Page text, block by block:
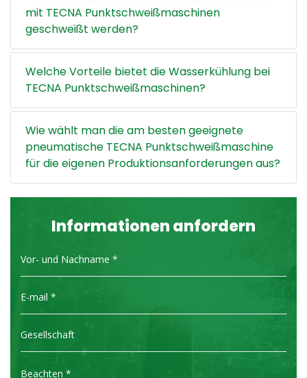
mit TECNA Punktschweißmaschinen
geschweißt werden?
Welche Vorteile bietet die Wasserkühlung bei
TECNA Punktschweißmaschinen?
Wie wählt man die am besten geeignete
pneumatische TECNA Punktschweißmaschine
für die eigenen Produktionsanforderungen aus?
Informationen anfordern